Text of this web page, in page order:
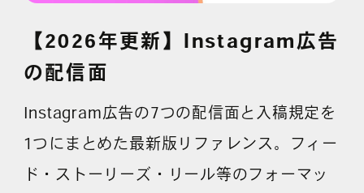
無料診断実施中
Webマーケティング用語集
【2026年更新】Instagram広告
の配信面
Instagram広告の7つの配信面と入稿規定を
1つにまとめた最新版リファレンス。フィー
ド・ストーリーズ・リール等のフォーマッ